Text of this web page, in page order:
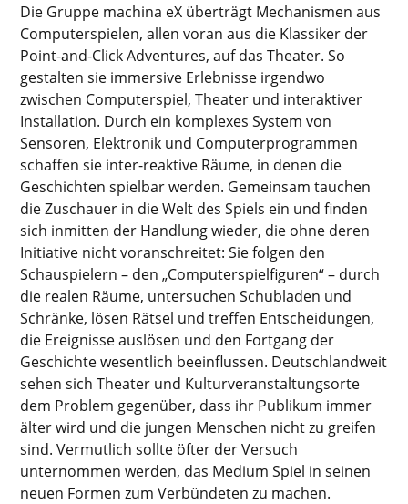
Die Gruppe machina eX überträgt Mechanismen aus
Computerspielen, allen voran aus die Klassiker der
Point-and-Click Adventures, auf das Theater. So
gestalten sie immersive Erlebnisse irgendwo
zwischen Computerspiel, Theater und interaktiver
Installation. Durch ein komplexes System von
Sensoren, Elektronik und Computerprogrammen
schaffen sie inter-reaktive Räume, in denen die
Geschichten spielbar werden. Gemeinsam tauchen
die Zuschauer in die Welt des Spiels ein und finden
sich inmitten der Handlung wieder, die ohne deren
Initiative nicht voranschreitet: Sie folgen den
Schauspielern – den „Computerspielfiguren“ – durch
die realen Räume, untersuchen Schubladen und
Schränke, lösen Rätsel und treffen Entscheidungen,
die Ereignisse auslösen und den Fortgang der
Geschichte wesentlich beeinflussen. Deutschlandweit
sehen sich Theater und Kulturveranstaltungsorte
dem Problem gegenüber, dass ihr Publikum immer
älter wird und die jungen Menschen nicht zu greifen
sind. Vermutlich sollte öfter der Versuch
unternommen werden, das Medium Spiel in seinen
neuen Formen zum Verbündeten zu machen.